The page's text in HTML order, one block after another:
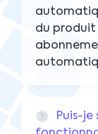
du produit
Puis-je